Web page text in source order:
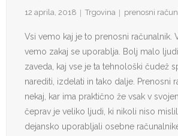
12 aprila, 2018 Trgovina prenosni
Vsi vemo kaj je to prenosni računalnik.
vemo zakaj se uporablja. Bolj malo
zaveda, kaj vse je ta tehnološki čudež
narediti, izdelati in tako dalje. Prenosni
nekaj, kar ima praktično že vsak v
čeprav je veliko ljudi, ki nikoli niso
dejansko uporabljali osebne